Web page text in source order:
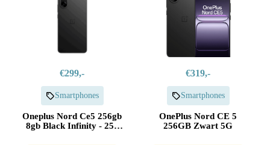
€299,-
Smartphones
Oneplus Nord Ce5 256gb
8gb Black Infinity - 256
€319,-
Smartphones
OnePlus Nord CE 5
256GB Zwart 5G